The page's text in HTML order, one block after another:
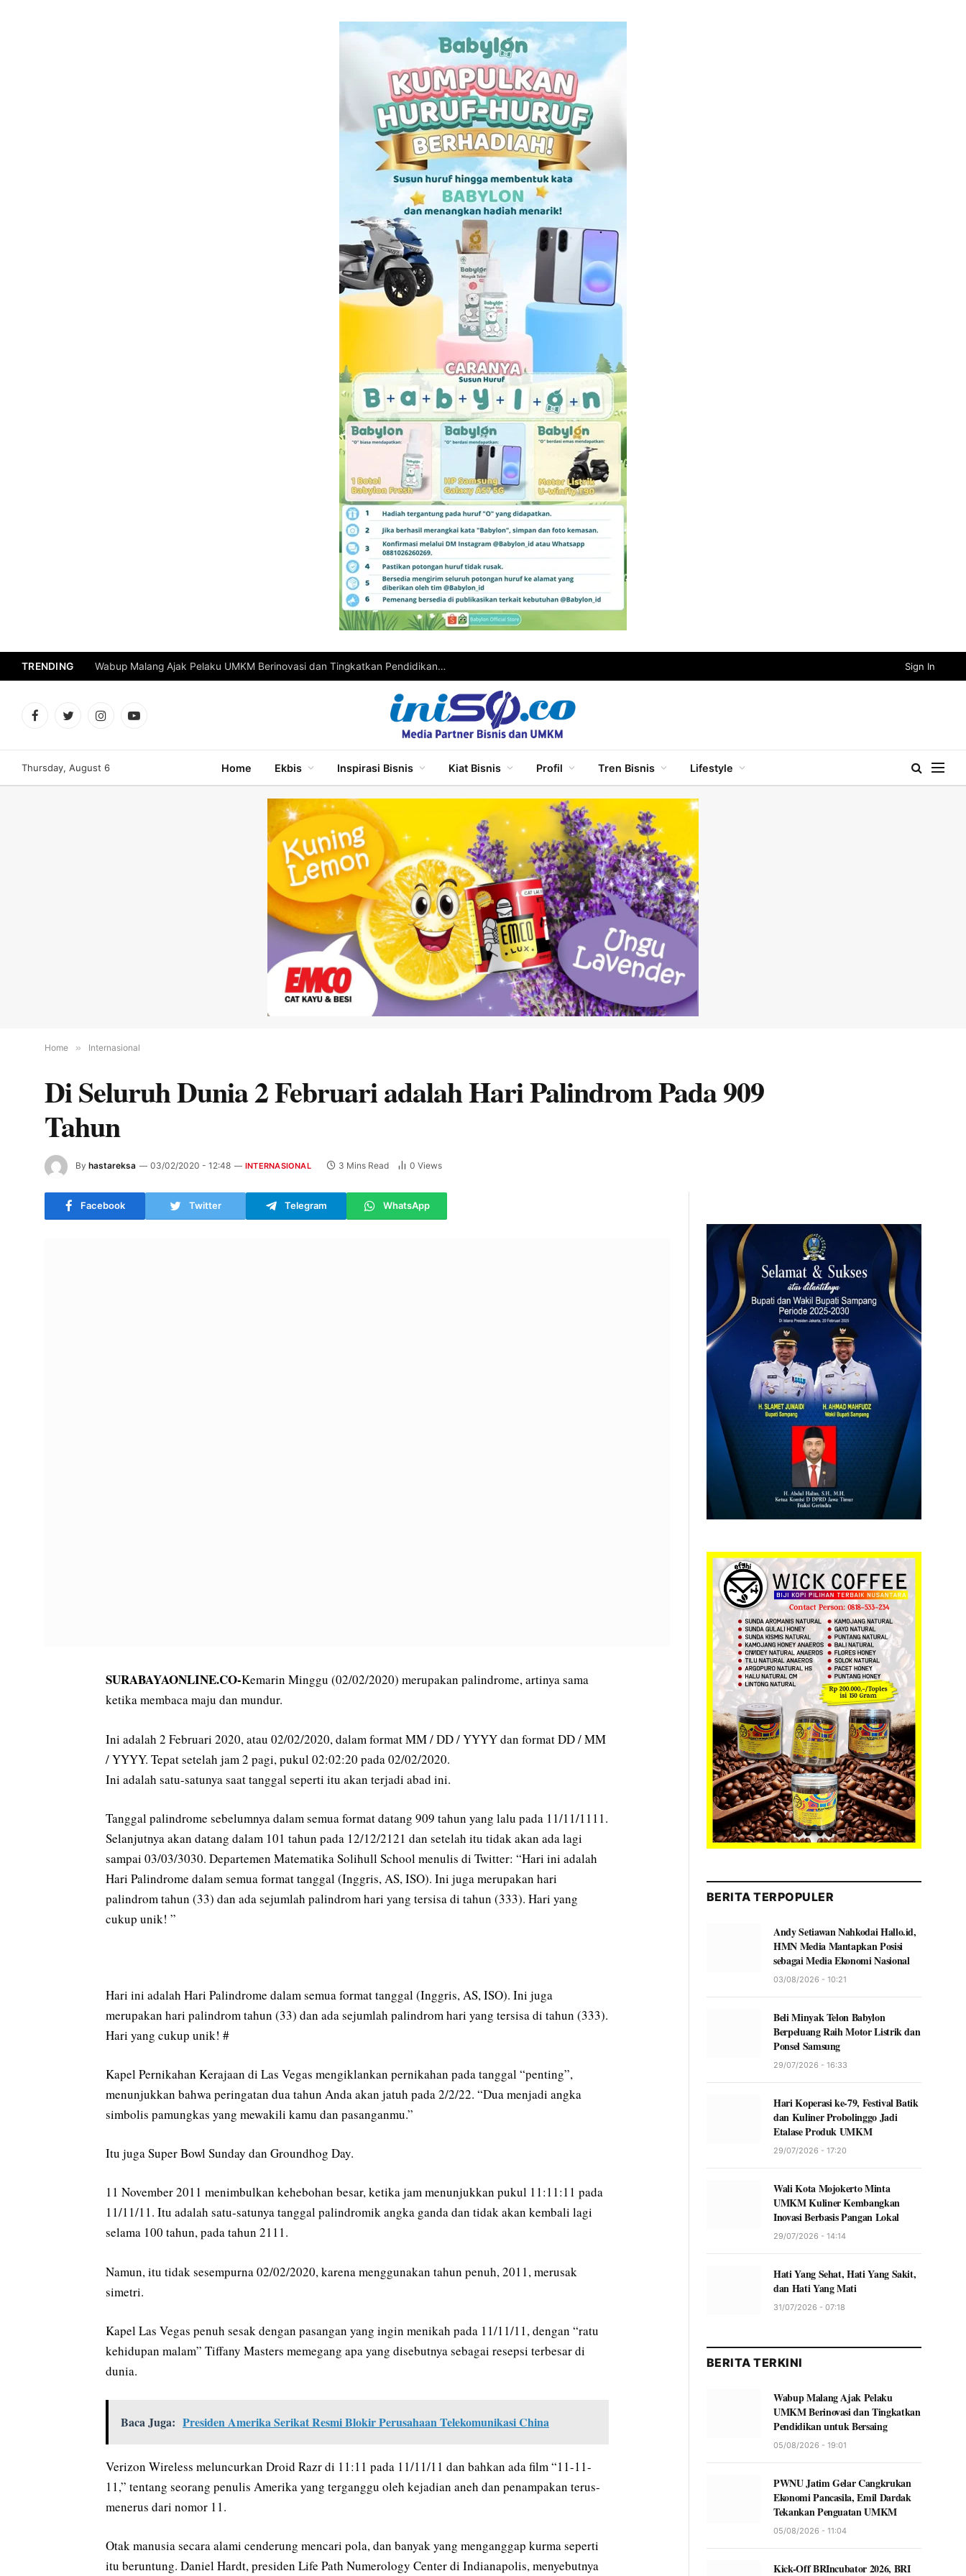
TRENDING Wabup Malang Ajak Pelaku UMKM Berinovasi dan Tingkatkan Pendidikan untuk Bersaing Sign In
FacebookTwitterInstagramYouTube
Thursday, August 6 Home Ekbis Inspirasi Bisnis Kiat Bisnis Profil Tren Bisnis Lifestyle
Home » Internasional
Di Seluruh Dunia 2 Februari adalah Hari Palindrom Pada 909
Tahun
By hastareksa 03/02/2020 - 12:48 INTERNASIONAL 3 Mins Read 0 Views
Facebook Twitter Telegram WhatsApp
SURABAYAONLINE.CO-Kemarin Minggu (02/02/2020) merupakan palindrome, artinya sama
ketika membaca maju dan mundur.
Ini adalah 2 Februari 2020, atau 02/02/2020, dalam format MM / DD / YYYY dan format DD / MM
/ YYYY. Tepat setelah jam 2 pagi, pukul 02:02:20 pada 02/02/2020.
Ini adalah satu-satunya saat tanggal seperti itu akan terjadi abad ini.
Tanggal palindrome sebelumnya dalam semua format datang 909 tahun yang lalu pada 11/11/1111.
Selanjutnya akan datang dalam 101 tahun pada 12/12/2121 dan setelah itu tidak akan ada lagi
sampai 03/03/3030. Departemen Matematika Solihull School menulis di Twitter: “Hari ini adalah
Hari Palindrome dalam semua format tanggal (Inggris, AS, ISO). Ini juga merupakan hari
palindrom tahun (33) dan ada sejumlah palindrom hari yang tersisa di tahun (333). Hari yang
cukup unik! ”
Hari ini adalah Hari Palindrome dalam semua format tanggal (Inggris, AS, ISO). Ini juga
merupakan hari palindrom tahun (33) dan ada sejumlah palindrom hari yang tersisa di tahun (333).
Hari yang cukup unik! #
Kapel Pernikahan Kerajaan di Las Vegas mengiklankan pernikahan pada tanggal “penting”,
menunjukkan bahwa peringatan dua tahun Anda akan jatuh pada 2/2/22. “Dua menjadi angka
simbolis pamungkas yang mewakili kamu dan pasanganmu.”
Itu juga Super Bowl Sunday dan Groundhog Day.
11 November 2011 menimbulkan kehebohan besar, ketika jam menunjukkan pukul 11:11:11 pada
11/11/11. Itu adalah satu-satunya tanggal palindromik angka ganda dan tidak akan kembali lagi
selama 100 tahun, pada tahun 2111.
Namun, itu tidak sesempurna 02/02/2020, karena menggunakan tahun penuh, 2011, merusak
simetri.
Kapel Las Vegas penuh sesak dengan pasangan yang ingin menikah pada 11/11/11, dengan “ratu
kehidupan malam” Tiffany Masters memegang apa yang disebutnya sebagai resepsi terbesar di
dunia.
Baca Juga: Presiden Amerika Serikat Resmi Blokir Perusahaan Telekomunikasi China
Verizon Wireless meluncurkan Droid Razr di 11:11 pada 11/11/11 dan bahkan ada film “11-11-
11,” tentang seorang penulis Amerika yang terganggu oleh kejadian aneh dan penampakan terus-
menerus dari nomor 11.
Otak manusia secara alami cenderung mencari pola, dan banyak yang menganggap kurma seperti
itu beruntung. Daniel Hardt, presiden Life Path Numerology Center di Indianapolis, menyebutnya
BERITA TERPOPULER
Andy Setiawan Nahkodai Hallo.id,
HMN Media Mantapkan Posisi
sebagai Media Ekonomi Nasional
03/08/2026 - 10:21
Beli Minyak Telon Babylon
Berpeluang Raih Motor Listrik dan
Ponsel Samsung
29/07/2026 - 16:33
Hari Koperasi ke-79, Festival Batik
dan Kuliner Probolinggo Jadi
Etalase Produk UMKM
29/07/2026 - 17:20
Wali Kota Mojokerto Minta
UMKM Kuliner Kembangkan
Inovasi Berbasis Pangan Lokal
29/07/2026 - 14:14
Hati Yang Sehat, Hati Yang Sakit,
dan Hati Yang Mati
31/07/2026 - 07:18
BERITA TERKINI
Wabup Malang Ajak Pelaku
UMKM Berinovasi dan Tingkatkan
Pendidikan untuk Bersaing
05/08/2026 - 19:01
PWNU Jatim Gelar Cangkrukan
Ekonomi Pancasila, Emil Dardak
Tekankan Penguatan UMKM
05/08/2026 - 11:04
Kick-Off BRIncubator 2026, BRI